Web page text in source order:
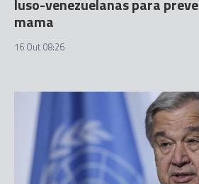
luso-venezuelanas para
mama
16 Out 08:26